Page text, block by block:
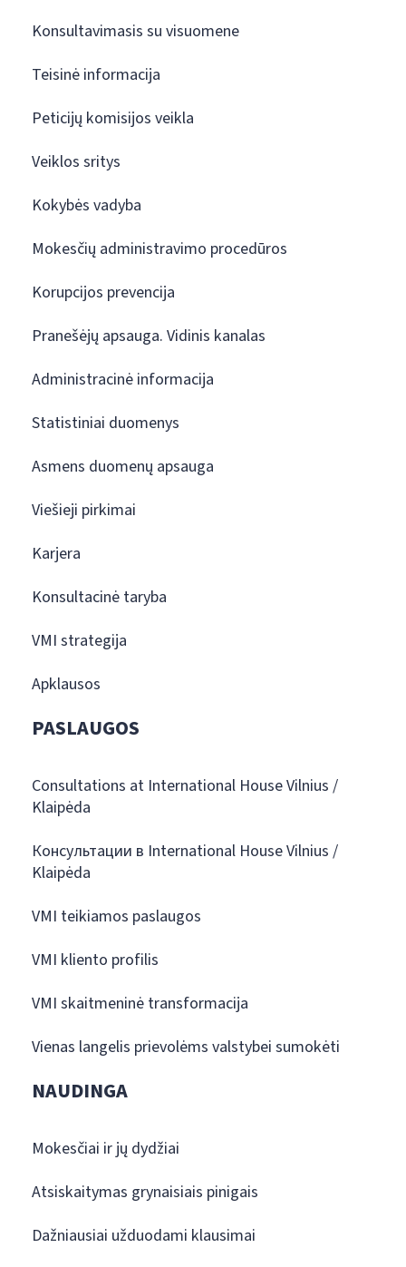
Konsultavimasis su visuomene
Teisinė informacija
Peticijų komisijos veikla
Veiklos sritys
Kokybės vadyba
Mokesčių administravimo procedūros
Korupcijos prevencija
Pranešėjų apsauga. Vidinis kanalas
Administracinė informacija
Statistiniai duomenys
Asmens duomenų apsauga
Viešieji pirkimai
Karjera
Konsultacinė taryba
VMI strategija
Apklausos
PASLAUGOS
Consultations at International House Vilnius /
Klaipėda
Консультации в International House Vilnius /
Klaipėda
VMI teikiamos paslaugos
VMI kliento profilis
VMI skaitmeninė transformacija
Vienas langelis prievolėms valstybei sumokėti
NAUDINGA
Mokesčiai ir jų dydžiai
Atsiskaitymas grynaisiais pinigais
Dažniausiai užduodami klausimai